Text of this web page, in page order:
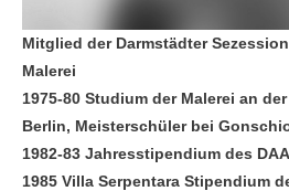
Mitglied der Darmstädter
Malerei
1975-80 Studium der Malerei an
Berlin, Meisterschüler bei
1982-83 Jahresstipendium des
1985 Villa Serpentara Stipendium